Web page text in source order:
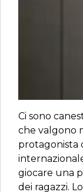
Ci sono
che valgono
protagonista
giocare una
dei ragazzi.